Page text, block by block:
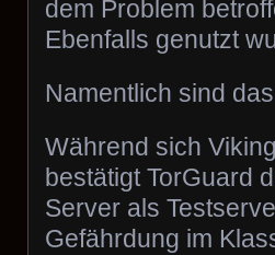
dem Problem
Ebenfalls genutzt
Namentlich sind
Während sich
bestätigt TorGuard
Server als
Gefährdung im